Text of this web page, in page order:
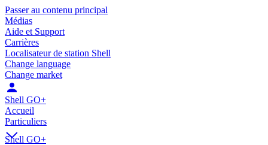
Passer au contenu principal
Médias
Aide et Support
Carrières
Localisateur de station Shell
Change language
Change market
Shell GO+
Accueil
Particuliers
Shell GO+